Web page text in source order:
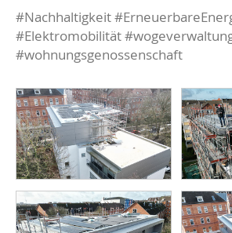
#Nachhaltigkeit
#Elektromobilität
#wohnungsgenossenschaft